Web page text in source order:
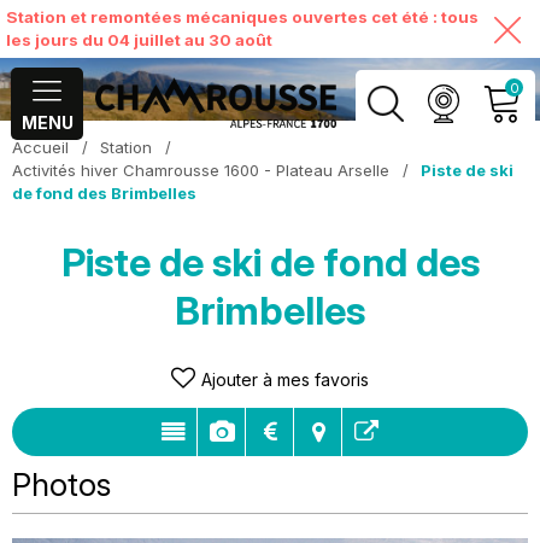
Station et remontées mécaniques ouvertes cet été : tous
les jours du 04 juillet au 30 août
MENU
0
Accueil / Station
/
Activités hiver Chamrousse 1600 - Plateau Arselle
/
Piste de ski
de fond des Brimbelles
Piste de ski de fond des
Brimbelles
Ajouter à mes favoris
Photos